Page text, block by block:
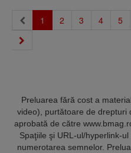
1 (current)
2 3 4 5
Preluarea fără cost a
video), purtătoare de drepturi
aprobată de către
Spaţiile şi URL-ul/hyperlink-
numerotarea semnelor.